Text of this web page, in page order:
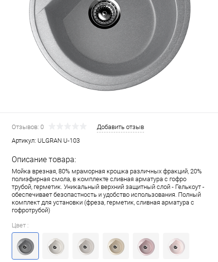
Отзывов: 0
Добавить отзыв
Артикул: ULGRAN U-103
Описание товара:
Мойка врезная, 80% мраморная крошка различных фракций, 20%
полиэфирная смола, в комплекте сливная арматура c гофро
трубой, герметик. Уникальный верхний защитный слой - Гелькоут -
обеспечивает безопастность и удобство использования. Полный
комплект для установки (фреза, герметик, сливная арматура с
гофротрубой)
Цвет :